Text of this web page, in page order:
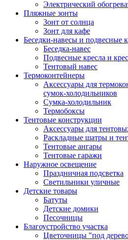
Электрический
Пляжные зонты
Зонт от солнца
Зонт для кафе
Беседки-навесы и подвесные
Беседка-навес
Подвесные кресла и
Тентовый навес
Термоконтейнеры
Аксессуары для
сумок-холодильников
Сумка-холодильник
Термобоксы
Тентовые конструкции
Аксессуары для
Раскладные шатры и
Тентовые ангары
Тентовые гаражи
Наружное освещение
Праздничная подсветка
Светильники уличные
Детские товары
Батуты
Детские домики
Песочницы
Благоустройство участка
Цветочницы "под